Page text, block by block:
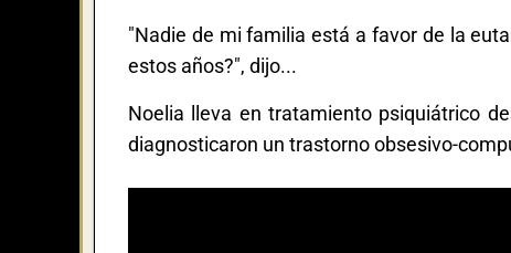
"Nadie de mi familia está a favor de la
estos años?", dijo...
Noelia lleva en tratamiento psiquiátrico
diagnosticaron un trastorno obsesivo-